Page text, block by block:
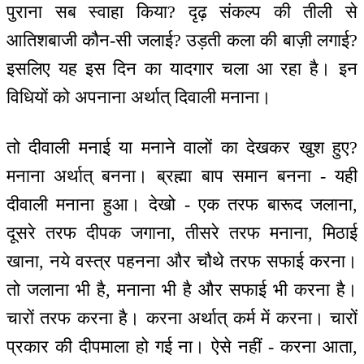
पुराना सब स्वाहा किया? दृढ़ संकल्प की तीली से
आतिशबाजी कौन-सी जलाई? उड़ती कला की बाज़ी लगाई?
इसलिए यह इस दिन का यादगार चला आ रहा है। इन
विधियों को अपनाना अर्थात् दिवाली मनाना।
तो दीवाली मनाई या मनाने वालों का देखकर खुश हुए?
मनाना अर्थात् बनना। ब्रह्मा बाप समान बनना - यही
दीवाली मनाना हुआ। देखो - एक तरफ बारूद जलाना,
दूसरे तरफ दीपक जगाना, तीसरे तरफ मनाना, मिठाई
खाना, नये वस्त्र पहनना और चौथे तरफ सफाई करना।
तो जलाना भी है, मनाना भी है और सफाई भी करना है।
चारों तरफ करना है। करना अर्थात् कर्म में करना। चारों
प्रकार की दीपमाला हो गई ना। ऐसे नहीं - करना आता,